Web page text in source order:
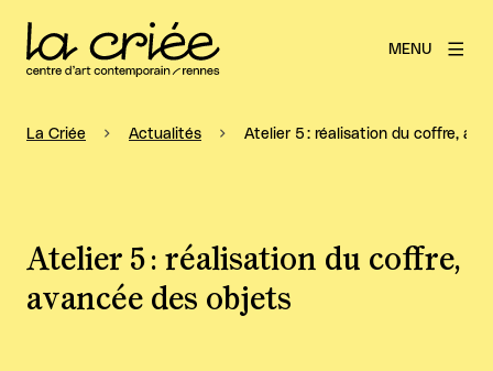
MENU
La Criée Actualités Atelier 5 : réalisation du coffre,
Atelier 5 : réalisation du coffre,
avancée des objets